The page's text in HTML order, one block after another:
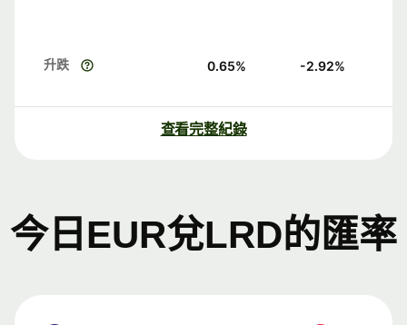
升跌 0.65% -2.92%
查看完整紀錄
今日EUR兌LRD的匯率